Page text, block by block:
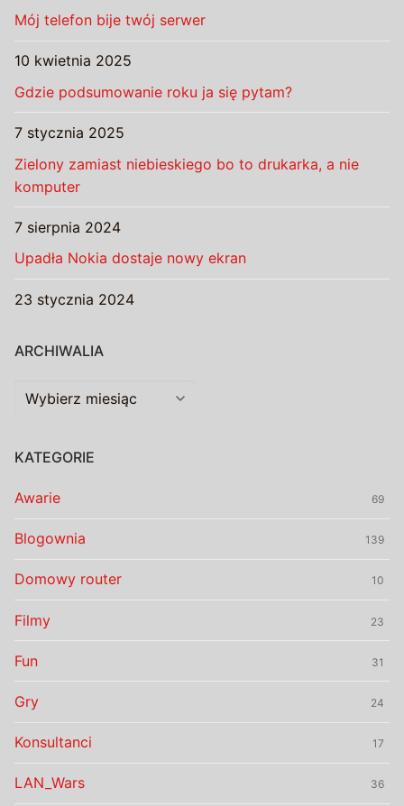
Mój telefon bije twój serwer
10 kwietnia 2025
Gdzie podsumowanie roku ja się pytam?
7 stycznia 2025
Zielony zamiast niebieskiego bo to drukarka, a nie
komputer
7 sierpnia 2024
Upadła Nokia dostaje nowy ekran
23 stycznia 2024
ARCHIWALIA
Archiwalia
KATEGORIE
Awarie 69
Blogownia 139
Domowy router 10
Filmy 23
Fun 31
Gry 24
Konsultanci 17
LAN_Wars 36